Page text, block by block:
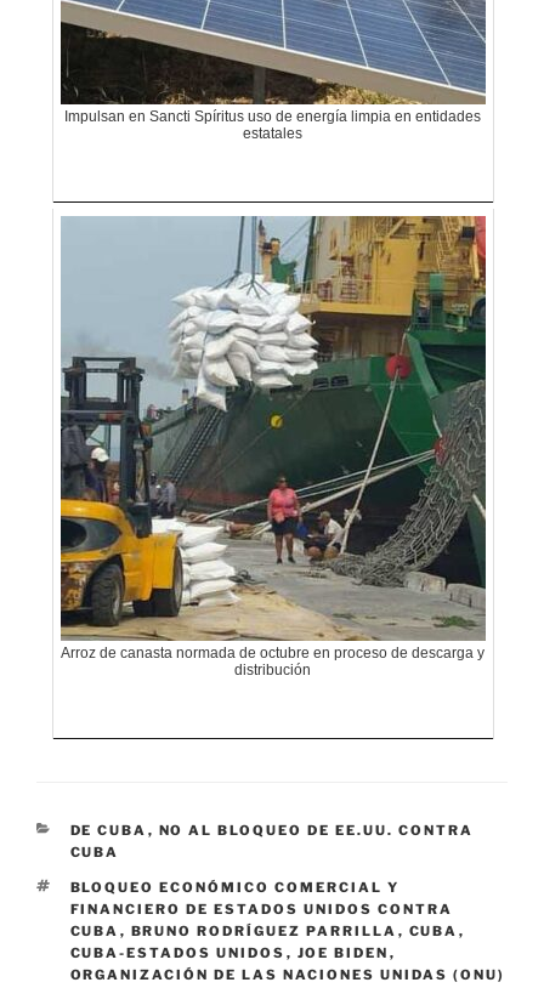
Impulsan en Sancti Spíritus uso de energía limpia en entidades
estatales
Arroz de canasta normada de octubre en proceso de descarga y
distribución
CATEGORÍAS
DE CUBA , NO AL BLOQUEO DE EE.UU. CONTRA
CUBA
ETIQUETAS
BLOQUEO ECONÓMICO COMERCIAL Y
FINANCIERO DE ESTADOS UNIDOS CONTRA
CUBA , BRUNO RODRÍGUEZ PARRILLA , CUBA ,
CUBA-ESTADOS UNIDOS , JOE BIDEN ,
ORGANIZACIÓN DE LAS NACIONES UNIDAS (ONU)